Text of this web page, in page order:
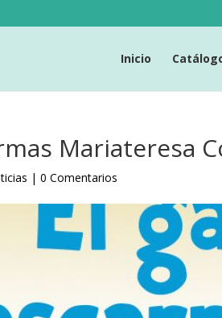
Inicio
Mariateresa
| 0 Comentarios